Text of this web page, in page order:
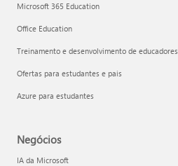
Microsoft 365 Education
Office Education
Treinamento e desenvolvimento de educadores
Ofertas para estudantes e pais
Azure para estudantes
Negócios
IA da Microsoft